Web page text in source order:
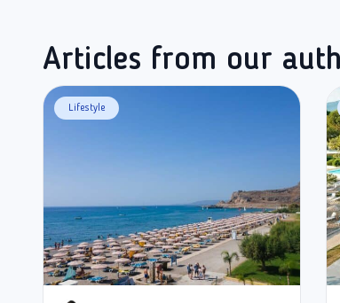
Articles from our
Lifestyle